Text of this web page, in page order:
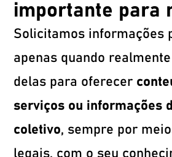
importante para
Solicitamos informações
apenas quando
delas para oferecer
serviços ou informações
coletivo, sempre por
legais, com o seu